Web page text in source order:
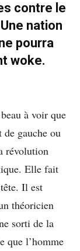
contre le
nation
pourra
woke.
à voir que
gauche ou
révolution
Elle fait
Il est
théoricien
sorti de la
que l’homme